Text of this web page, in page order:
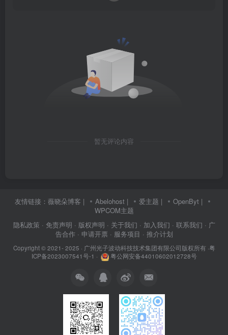
暂无评论内容
友情链接： 薇晓朵博客 | Abelohost | 爱主题 | OpenByt |
WPCOM主题
隐私政策 · 免责声明 · 版权声明 · 关于我们 · 加入我们 · 联系我们 · 广
告合作 · 申请开票 · 服务项目 · 推介计划
Copyright © 2021- 2025 · 广州光子波动科技技术集团有限公司版权所有·粤
ICP备2023007541号-1 · 粤公网安备44010602012728号